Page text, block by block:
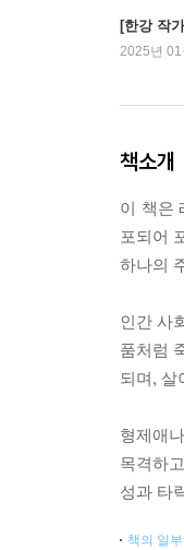
[한강 작
2025년 01
책소개
이 책은
포되어
하나의
인간 사
품처럼
되며, 살
형제애
목격하
성과 타
책의 일